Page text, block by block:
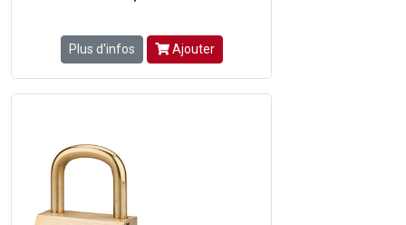
Plus d'infos Ajouter